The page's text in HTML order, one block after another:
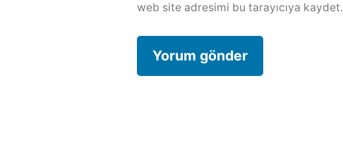
web site adresimi bu tarayıcıya kaydet.